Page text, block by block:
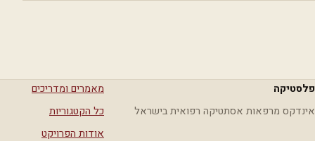
פלסטיקה
אינדקס מרפאות אסתטיקה רפואית בישראל
מאמרים ומדריכים
כל הקטגוריות
אודות הפרויקט